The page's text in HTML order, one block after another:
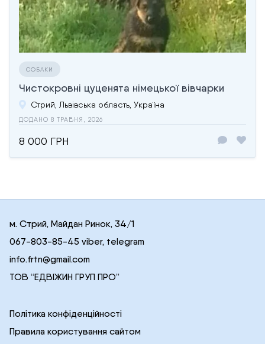
СОБАКИ
Чистокровні цуценята німецької вівчарки
Стрий, Львівська область, Україна
ДОДАНО 8 ТРАВНЯ, 2026
8 000 ГРН
м. Стрий, Майдан Ринок, 34/1
067-803-85-45 viber, telegram
info.frtn@gmail.com
ТОВ “ЕДВІЖИН ГРУП ПРО”
Політика конфіденційності
Правила користування сайтом